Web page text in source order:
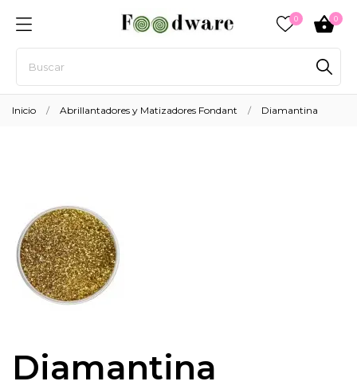
0
0
Inicio Abrillantadores y Matizadores Fondant Diamantina
Diamantina